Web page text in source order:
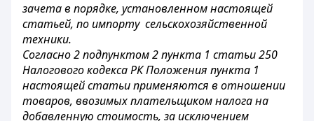
зачета в порядке, установленном настоящей
статьей, по импорту сельскохозяйственной
техники.
Согласно 2 подпунктом 2 пункта 1 статьи 250
Налогового кодекса РК Положения пункта 1
настоящей статьи применяются в отношении
товаров, ввозимых плательщиком налога на
добавленную стоимость, за исключением